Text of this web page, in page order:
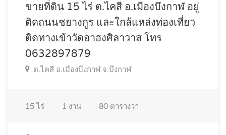
ขายที่ดิน 15 ไร่ ต.ไคสี อ.เมืองบึงกาฬ อยู่
ติดถนนชยางกูร และใกล้แหล่งท่องเที่ยว
ติดทางเข้าวัดอาฮงศิลาวาส โทร
0632897879
ต.ไคสี อ.เมืองบึงกาฬ จ.บึงกาฬ
15ไร่ 1 งาน 80 ตารางวา